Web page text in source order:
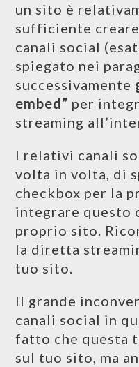
un sito è
sufficiente creare
canali social
spiegato nei
successivamente
embed” per
streaming
I relativi canali
volta in volta, di
checkbox per la
integrare questo
proprio sito.
la diretta
tuo sito.
Il grande
canali social in
fatto che questa
sul tuo sito, ma